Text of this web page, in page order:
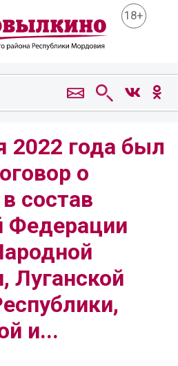
18+
2022 года был
о
состав
Федерации
Луганской
и...